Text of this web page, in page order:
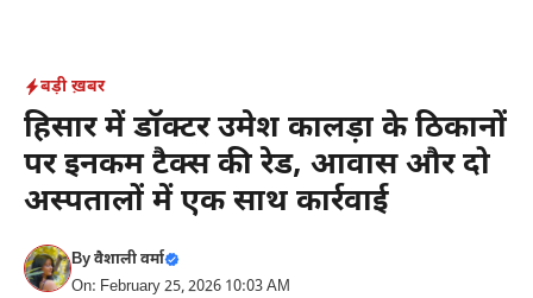
content
बड़ी ख़बर
हिसार में डॉक्टर उमेश कालड़ा के ठिकानों
पर इनकम टैक्स की रेड, आवास और दो
अस्पतालों में एक साथ कार्रवाई
Byवैशाली वर्मा
On: February 25, 2026 10:03 AM